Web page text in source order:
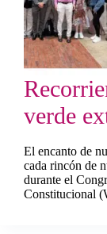
verde
El encanto de
cada rincón de
durante el
Constitucional